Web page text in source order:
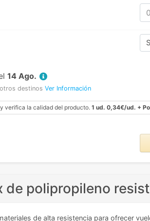
14 Ago.
destinos Ver Información
verifica la calidad del producto. 1 ud. 0,34€/ud. +
de polipropileno
de alta resistencia para ofrecer